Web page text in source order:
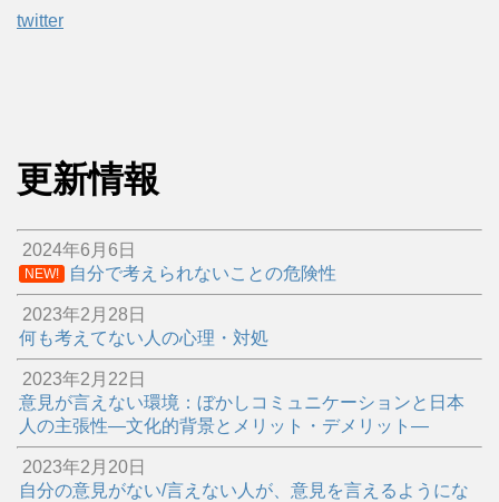
twitter
更新情報
2024年6月6日
NEW! 自分で考えられないことの危険性
2023年2月28日
何も考えてない人の心理・対処
2023年2月22日
意見が言えない環境：ぼかしコミュニケーションと日本
人の主張性―文化的背景とメリット・デメリット―
2023年2月20日
自分の意見がない/言えない人が、意見を言えるようにな